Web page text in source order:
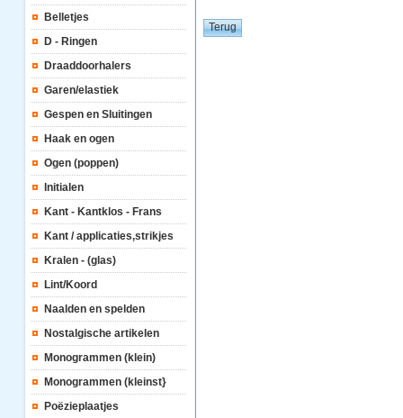
Belletjes
D - Ringen
Draaddoorhalers
Garen/elastiek
Gespen en Sluitingen
Haak en ogen
Ogen (poppen)
Initialen
Kant - Kantklos - Frans
Kant / applicaties,strikjes
Kralen - (glas)
Lint/Koord
Naalden en spelden
Nostalgische artikelen
Monogrammen (klein)
Monogrammen (kleinst}
Poëzieplaatjes